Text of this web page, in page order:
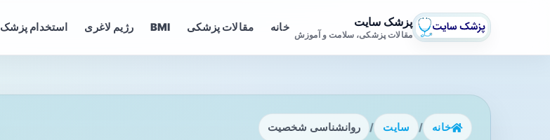
پزشک سایت
مقالات پزشکی، سلامت و آموزش
خانه مقالات پزشکی BMI رژیم لاغری استخدام پزشک
خانه / سایت / روانشناسی شخصیت